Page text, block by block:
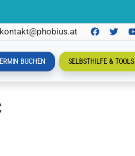
kontakt@phobius.at
BUCHEN SELBSTHILFE & TOOLS